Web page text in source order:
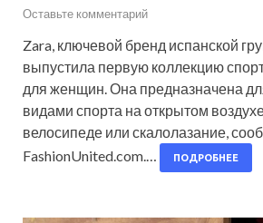
Оставьте комментарий
Zara, ключевой бренд испанской
выпустила первую коллекцию
для женщин. Она предназначена
видами спорта на открытом
велосипеде или скалолазание,
FashionUnited.com.…
ПОДРОБНЕЕ